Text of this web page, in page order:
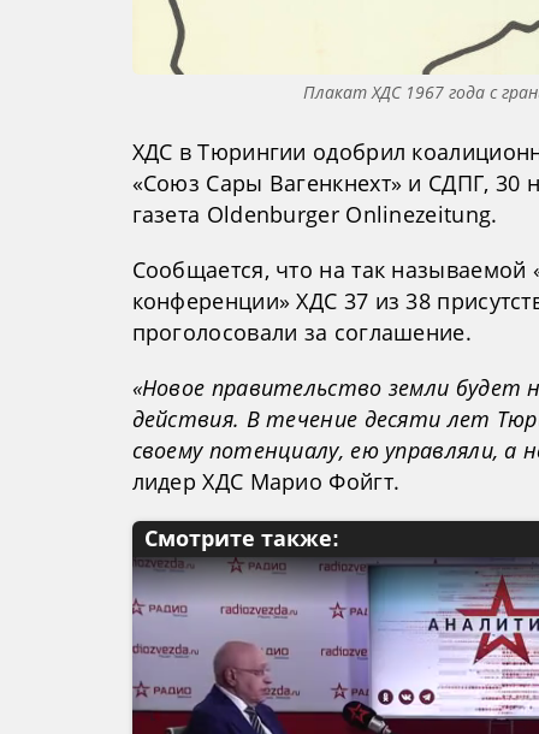
Плакат ХДС 1967 года с
ХДС в Тюрингии одобрил
«Союз Сары Вагенкнехт» и СДПГ, 30
газета Oldenburger Onlinezeitung.
Сообщается, что на так называемой
конференции» ХДС 37 из 38
проголосовали за соглашение.
«Новое правительство земли будет
действия. В течение десяти лет
своему потенциалу, ею управляли, а
лидер ХДС Марио Фойгт.
Смотрите также: